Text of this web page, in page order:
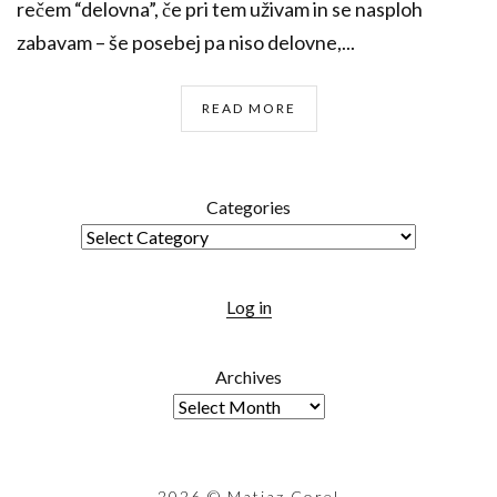
rečem “delovna”, če pri tem uživam in se nasploh
zabavam – še posebej pa niso delovne,...
READ MORE
Categories
Log in
Archives